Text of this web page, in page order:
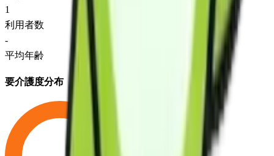
1
利用者数
-
平均年齢
要介護度分布